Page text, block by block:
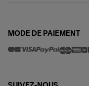
MODE DE PAIEMENT